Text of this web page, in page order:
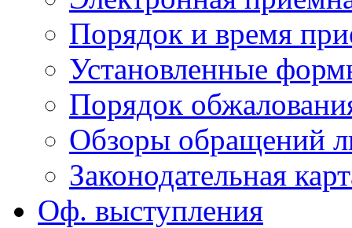
Порядок и время
Установленные
Порядок
Обзоры обращений
Законодательная
Оф. выступления